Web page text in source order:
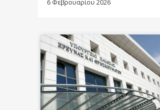
6 Φεβρουαρίου 2026